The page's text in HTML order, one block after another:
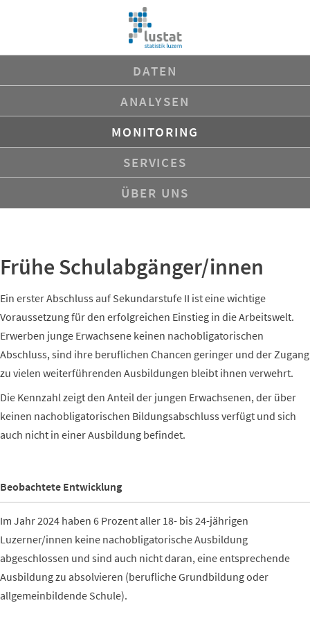
DATEN
ANALYSEN
MONITORING
SERVICES
ÜBER UNS
Frühe Schulabgänger/innen
Ein erster Abschluss auf Sekundarstufe II ist eine wichtige
Voraussetzung für den erfolgreichen Einstieg in die Arbeitswelt.
Erwerben junge Erwachsene keinen nachobligatorischen
Abschluss, sind ihre beruflichen Chancen geringer und der Zugang
zu vielen weiterführenden Ausbildungen bleibt ihnen verwehrt.
Die Kennzahl zeigt den Anteil der jungen Erwachsenen, der über
keinen nachobligatorischen Bildungsabschluss verfügt und sich
auch nicht in einer Ausbildung befindet.
Beobachtete Entwicklung
Im Jahr 2024 haben 6 Prozent aller 18- bis 24-jährigen
Luzerner/innen keine nachobligatorische Ausbildung
abgeschlossen und sind auch nicht daran, eine entsprechende
Ausbildung zu absolvieren (berufliche Grundbildung oder
allgemeinbildende Schule).